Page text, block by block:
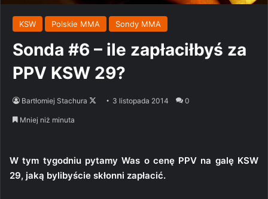
KSW Polskie MMA Sondy MMA
Sonda #6 – ile zapłaciłbyś za
PPV KSW 29?
Bartłomiej Stachura
Follow3 listopada 2014 0
Mniej niż minuta
W tym tygodniu pytamy Was o cenę PPV na galę KSW
29, jaką bylibyście skłonni zapłacić.